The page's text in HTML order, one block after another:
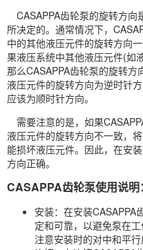
CASAPPA齿轮泵的旋转方
所决定的。通常情况下，
中的其他液压元件的旋转方向
果液压系统中其他液压元件(如
那么CASAPPA齿轮泵的旋转
液压元件的旋转方向为逆时针
应该为顺时针方向。
需要注意的是，如果
液压元件的旋转方向不一致，
能损坏液压元件。因此，在安
方向正确。
CASAPPA齿轮泵使用说明：
安装：在安装CASAPPA
定和可靠，以避免泵在
注意安装时的对中和平行